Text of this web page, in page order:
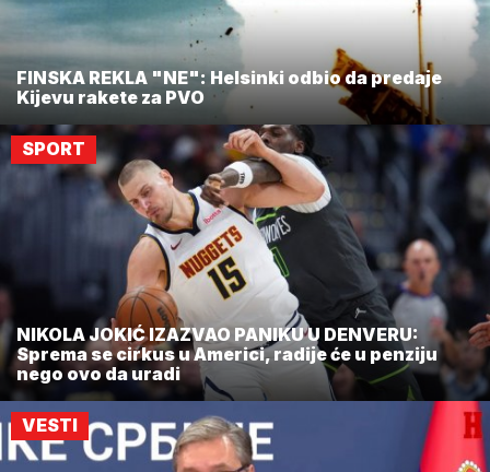
FINSKA REKLA "NE": Helsinki odbio da predaje
Kijevu rakete za PVO
SPORT
NIKOLA JOKIĆ IZAZVAO PANIKU U DENVERU:
Sprema se cirkus u Americi, radije će u penziju
nego ovo da uradi
VESTI